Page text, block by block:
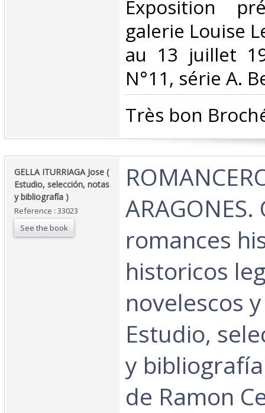
Exposition
galerie Louise
au 13 juillet
N°11, série A.
‎Très bon
‎GELLA ITURRIAGA Jose (
Estudio, selección, notas
y bibliografía ) ‎
Reference : 33023
See the book
romances
historicos
novelescos
Estudio,
y
de Ramon